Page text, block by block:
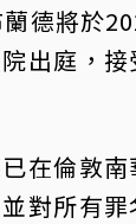
德將於
出庭，
在倫敦
對所有罪